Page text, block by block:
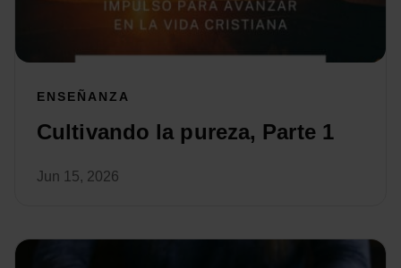
ENSEÑANZA
Cultivando la pureza, Parte 1
Jun 15, 2026